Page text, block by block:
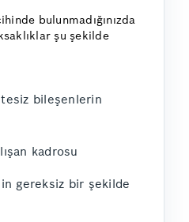
bulunmadığınızda
şu şekilde
bileşenlerin
kadrosu
gereksiz bir şekilde